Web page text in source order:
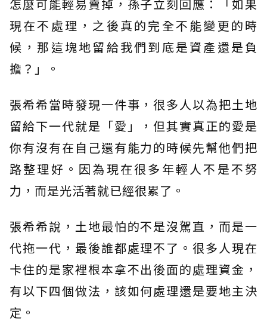
怎麼可能輕易賣掉，孫子立刻回應：「如果
現在不處理，之後真的完全不能變更的時
候，那這塊地留給我們到底是資產還是負
擔？」。
張希希當時發現一件事，很多人以為把土地
留給下一代就是「愛」，但其實真正的愛是
你有沒有在自己還有能力的時候先幫他們把
路整理好。因為現在很多年輕人不是不努
力，而是光活著就已經很累了。
張希希說，土地最怕的不是沒駕直，而是一
代拖一代，最後誰都處理不了。很多人現在
卡住的是家裡根本拿不出後面的處理資金，
有以下四個做法，該如何處理還是要地主決
定。